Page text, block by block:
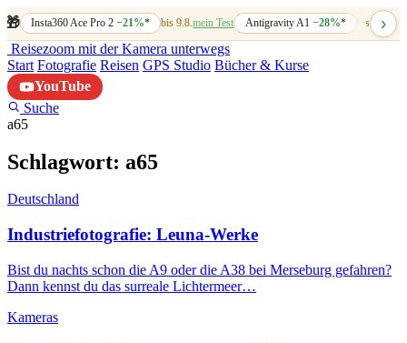
🎁 Insta360 Ace Pro 2−21%* bis 9.8.mein Test Antigravity A1 −28%* bis 7.8.
›
Reisezoom mit der Kamera unterwegs
Start Fotografie Reisen GPS Studio Bücher & Kurse
YouTube
Suche
a65
Schlagwort: a65
Deutschland
Industriefotografie: Leuna-Werke
Bist du nachts schon die A9 oder die A38 bei Merseburg gefahren?
Dann kennst du das surreale Lichtermeer…
Kameras